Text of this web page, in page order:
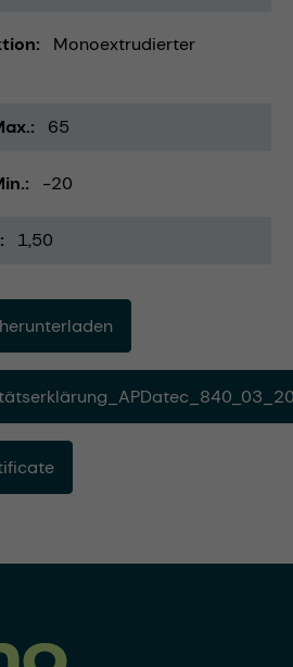
Monoextrudierter
65
-20
1,50